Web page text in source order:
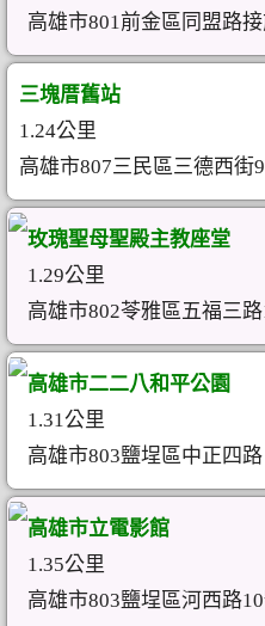
高雄市801前金區同盟路
三塊厝舊站
1.24公里
高雄市807三民區三德西街
玫瑰聖母聖殿主教座堂
1.29公里
高雄市802苓雅區五福三
高雄市二二八和平公園
1.31公里
高雄市803鹽埕區中正四路
高雄市立電影館
1.35公里
高雄市803鹽埕區河西路